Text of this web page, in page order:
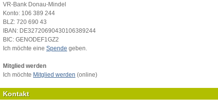
VR-Bank Donau-Mindel
Konto: 106 389 244
BLZ: 720 690 43
IBAN: DE32720690430106389244
BIC: GENODEF1GZ2
Ich möchte eine Spende geben.
Mitglied werden
Ich möchte Mitglied werden (online)
Kontakt